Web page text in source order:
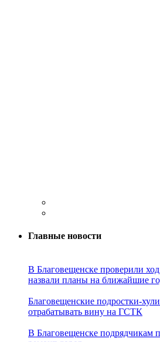
Главные новости
В Благовещенске проверили
назвали планы на ближайшие
Благовещенские подростки-
отрабатывать вину на ГСТК
В Благовещенске подрядчикам